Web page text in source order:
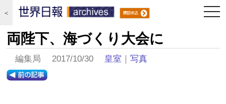
＜
両陛下、海づくり大会に
編集局 2017/10/30 皇室 ｜写真